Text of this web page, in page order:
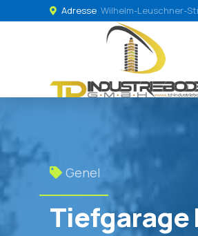
Adresse Wilhelm-Leuschner-
Genel